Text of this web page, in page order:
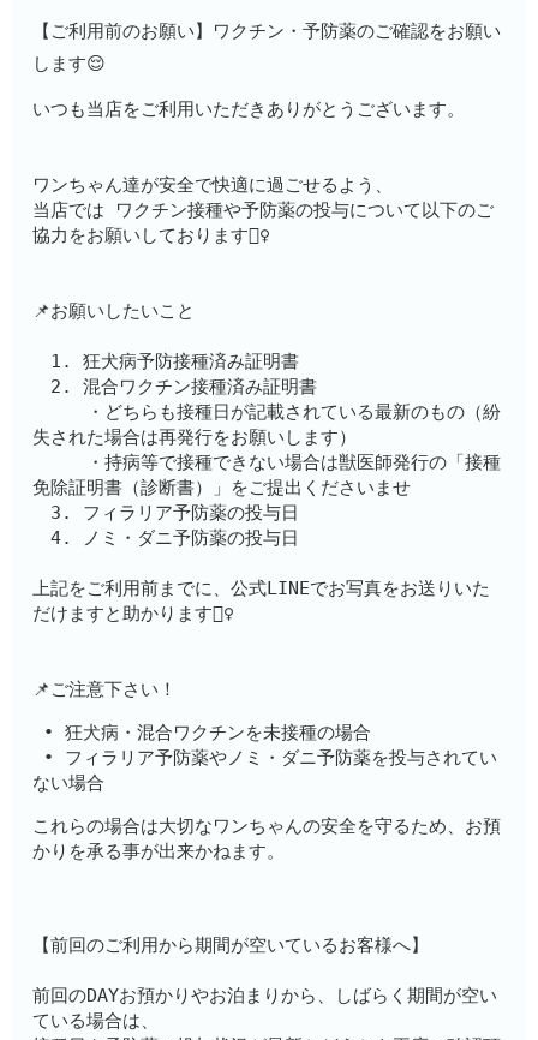
【ご利用前のお願い】ワクチン・予防薬のご確認をお願い
します😌
いつも当店をご利用いただきありがとうございます。
ワンちゃん達が安全で快適に過ごせるよう、
当店では ワクチン接種や予防薬の投与について以下のご
協力をお願いしております🙇‍♀️
📌お願いしたいこと
1. 狂犬病予防接種済み証明書
2. 混合ワクチン接種済み証明書
・どちらも接種日が記載されている最新のもの（紛
失された場合は再発行をお願いします）
・持病等で接種できない場合は獣医師発行の「接種
免除証明書（診断書）」をご提出くださいませ
3. フィラリア予防薬の投与日
4. ノミ・ダニ予防薬の投与日
上記をご利用前までに、公式LINEでお写真をお送りいた
だけますと助かります🙇‍♀️
📌ご注意下さい！
• 狂犬病・混合ワクチンを未接種の場合
ない場合
これらの場合は大切なワンちゃんの安全を守るため、お預
かりを承る事が出来かねます。
【前回のご利用から期間が空いているお客様へ】
前回のDAYお預かりやお泊まりから、しばらく期間が空い
ている場合は、